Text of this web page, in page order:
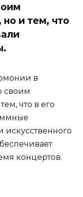
и тем, что
в
своим
что в его
концертов.